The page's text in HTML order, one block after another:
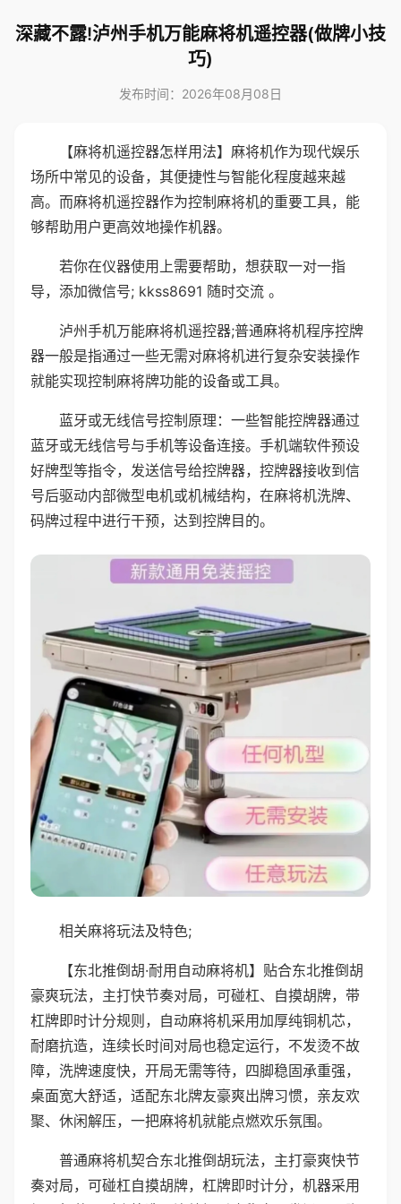
深藏不露!泸州手机万能麻将机遥控器(做牌小技
巧)
发布时间：2026年08月08日
【麻将机遥控器怎样用法】麻将机作为现代娱乐
场所中常见的设备，其便捷性与智能化程度越来越
高。而麻将机遥控器作为控制麻将机的重要工具，能
够帮助用户更高效地操作机器。
若你在仪器使用上需要帮助，想获取一对一指
导，添加微信号; kkss8691 随时交流 。
泸州手机万能麻将机遥控器;普通麻将机程序控牌
器一般是指通过一些无需对麻将机进行复杂安装操作
就能实现控制麻将牌功能的设备或工具。
蓝牙或无线信号控制原理：一些智能控牌器通过
蓝牙或无线信号与手机等设备连接。手机端软件预设
好牌型等指令，发送信号给控牌器，控牌器接收到信
号后驱动内部微型电机或机械结构，在麻将机洗牌、
码牌过程中进行干预，达到控牌目的。
相关麻将玩法及特色;
【东北推倒胡·耐用自动麻将机】贴合东北推倒胡
豪爽玩法，主打快节奏对局，可碰杠、自摸胡牌，带
杠牌即时计分规则，自动麻将机采用加厚纯铜机芯，
耐磨抗造，连续长时间对局也稳定运行，不发烫不故
障，洗牌速度快，开局无需等待，四脚稳固承重强，
桌面宽大舒适，适配东北牌友豪爽出牌习惯，亲友欢
聚、休闲解压，一把麻将机就能点燃欢乐氛围。
普通麻将机契合东北推倒胡玩法，主打豪爽快节
奏对局，可碰杠自摸胡牌，杠牌即时计分，机器采用